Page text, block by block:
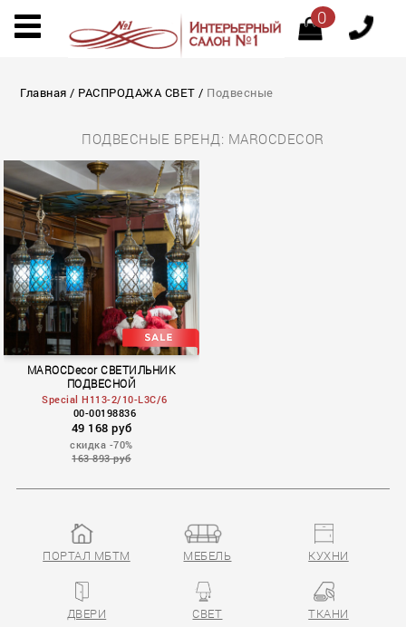
0
Главная / РАСПРОДАЖА СВЕТ / Подвесные
ПОДВЕСНЫЕ БРЕНД: MAROCDECOR
MAROCDecor СВЕТИЛЬНИК
ПОДВЕСНОЙ
Special H113-2/10-L3C/6
00-00198836
49 168 руб
скидка -70%
163 893 руб
ПОРТАЛ МБТМ МЕБЕЛЬ КУХНИ
ДВЕРИ СВЕТ ТКАНИ